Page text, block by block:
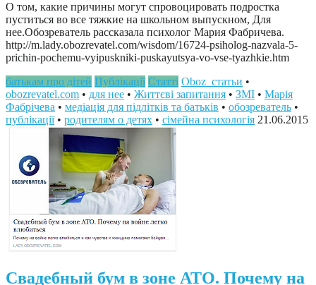
О том, какие причины могут спровоцировать подростка
пуститься во все тяжкие на школьном выпускном, Для
нее.Обозреватель рассказала психолог Мария Фабричева.
http://m.lady.obozrevatel.com/wisdom/16724-psiholog-nazvala-5-
prichin-pochemu-vyipuskniki-puskayutsya-vo-vse-tyazhkie.htm
батькам про дітей Публікації Статті Oboz_статьи •
obozrevatel.com • для нее • Життєві запитання • ЗМІ • Марія
Фабрічева • медіація для підлітків та батьків • обозреватель •
публікації• родителям о детях • сімейна психологія 21.06.2015
Свадебный бум в зоне АТО. Почему на